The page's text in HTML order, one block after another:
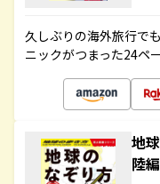
久しぶりの海外旅行で
ニックがつまった24ペ
地
陸編